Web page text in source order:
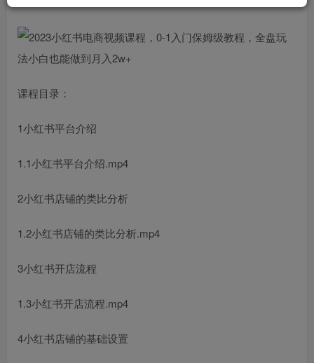
课程目录：
1小红书平台介绍
1.1小红书平台介绍.mp4
2小红书店铺的类比分析
1.2小红书店铺的类比分析.mp4
3小红书开店流程
1.3小红书开店流程.mp4
4小红书店铺的基础设置